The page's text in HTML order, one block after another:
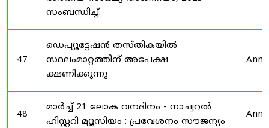
സംബന്ധിച്ച്.
47
ഡെപ്യൂട്ടേഷൻ തസ്തികയിൽ
സ്ഥലംമാറ്റത്തിന് അപേക്ഷ
ക്ഷണിക്കുന്നു
48
മാർച്ച് 21 ലോക വനദിനം - നാച്വറൽ
ഹിസ്റ്ററി മ്യൂസിയം : പ്രവേശനം സൗജന്യം